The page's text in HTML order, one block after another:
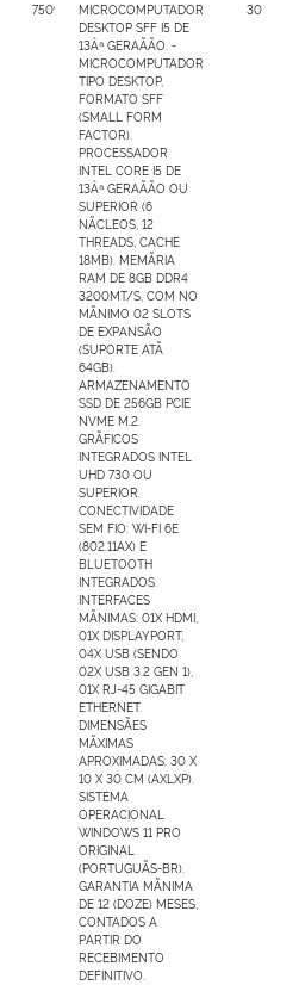
7509582MICROCOMPUTADOR
DESKTOP SFF I5 DE
13Âª GERAÃÃO. -
MICROCOMPUTADOR
TIPO DESKTOP,
FORMATO SFF
(SMALL FORM
FACTOR).
PROCESSADOR
INTEL CORE I5 DE
13Âª GERAÃÃO OU
SUPERIOR (6
NÃCLEOS, 12
THREADS, CACHE
18MB). MEMÃRIA
RAM DE 8GB DDR4
3200MT/S, COM NO
MÃNIMO 02 SLOTS
DE EXPANSÃO
(SUPORTE ATÃ
64GB).
ARMAZENAMENTO
SSD DE 256GB PCIE
NVME M.2.
GRÃFICOS
INTEGRADOS INTEL
UHD 730 OU
SUPERIOR.
CONECTIVIDADE
SEM FIO: WI-FI 6E
(802.11AX) E
BLUETOOTH
INTEGRADOS.
INTERFACES
MÃNIMAS: 01X HDMI,
01X DISPLAYPORT,
04X USB (SENDO
02X USB 3.2 GEN 1),
01X RJ-45 GIGABIT
ETHERNET.
DIMENSÃES
MÃXIMAS
APROXIMADAS: 30 X
10 X 30 CM (AXLXP).
SISTEMA
OPERACIONAL
WINDOWS 11 PRO
ORIGINAL
(PORTUGUÃS-BR).
GARANTIA MÃNIMA
DE 12 (DOZE) MESES,
CONTADOS A
PARTIR DO
RECEBIMENTO
DEFINITIVO.
30